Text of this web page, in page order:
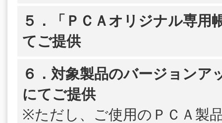
５．「ＰＣＡオリジナル専用
てご提供
６．対象製品のバージョンア
にてご提供
※ただし、ご使用のＰＣＡ製